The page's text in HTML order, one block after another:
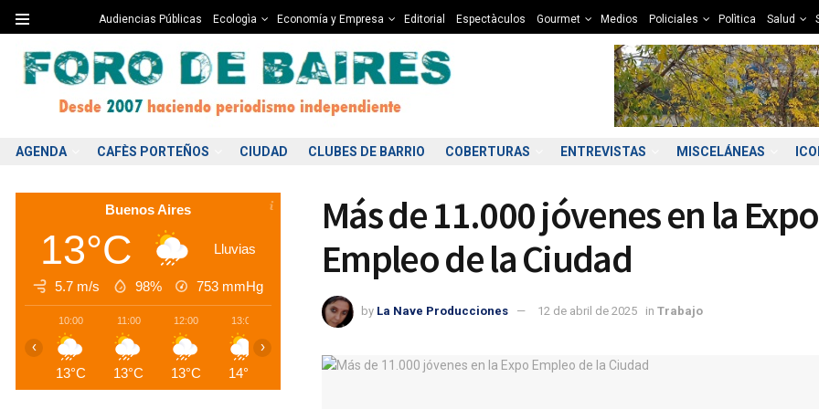
Audiencias Públicas Ecologìa Economía y Empresa Editorial Espectàculos Gourmet Medios Policiales Polìtica Salud
AGENDA CAFÈS PORTEÑOS CIUDAD CLUBES DE BARRIO COBERTURAS ENTREVISTAS MISCELÁNEAS
Más de 11.000 jóvenes en la Expo
Empleo de la Ciudad
by La Nave Producciones 12 de abril de 2025 in Trabajo
Buenos Aires
13°C Lluvias
5.7 m/s 98% 753 mmHg
10:00
13°C
11:00
13°C
12:00
13°C
13:00
14°C
15:00
13°C 14°C 13°C 12°C 10°C 10°C
21:00
‹ ›